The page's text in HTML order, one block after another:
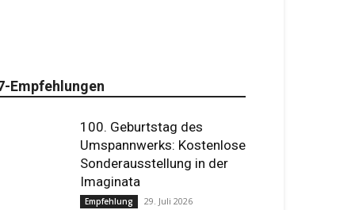
Empfehlungen
100. Geburtstag des
Umspannwerks: Kostenlose
Sonderausstellung in der
Imaginata
Empfehlung 29. Juli 2026